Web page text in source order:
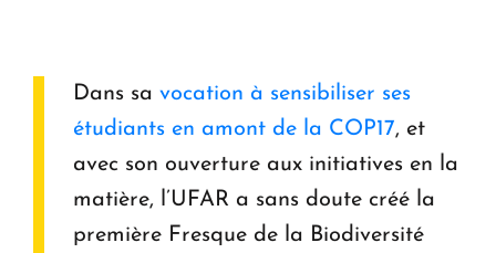
Dans sa vocation à sensibiliser ses
étudiants en amont de la COP17, et
avec son ouverture aux initiatives en la
matière, l’UFAR a sans doute créé la
première Fresque de la Biodiversité